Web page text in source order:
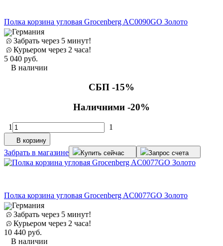
Полка корзина угловая Grocenberg AC0090GO Золото
Германия
Забрать через 5 минут!
Курьером через 2 часа!
5 040 руб.
В наличии
СБП -15%
Наличними -20%
1 1
В корзину
Забрать в магазине Купить сейчас Запрос счета
Полка корзина угловая Grocenberg AC0077GO Золото
Германия
Забрать через 5 минут!
Курьером через 2 часа!
10 440 руб.
В наличии